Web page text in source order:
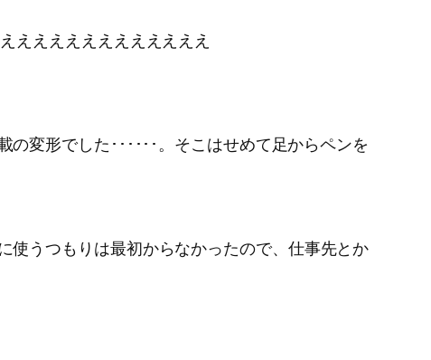
ええええええええええええ
変形でした･･････。そこはせめて足からペンを
使うつもりは最初からなかったので、仕事先とか